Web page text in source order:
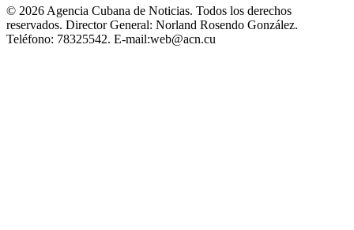
© 2026 Agencia Cubana de Noticias. Todos los derechos
reservados. Director General: Norland Rosendo González.
Teléfono: 78325542. E-mail:web@acn.cu